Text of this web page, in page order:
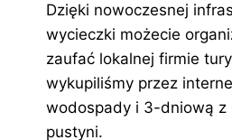
Dzięki nowoczesnej
wycieczki możecie
zaufać lokalnej firmie
wykupiliśmy przez
wodospady i 3-dniową z
pustyni.